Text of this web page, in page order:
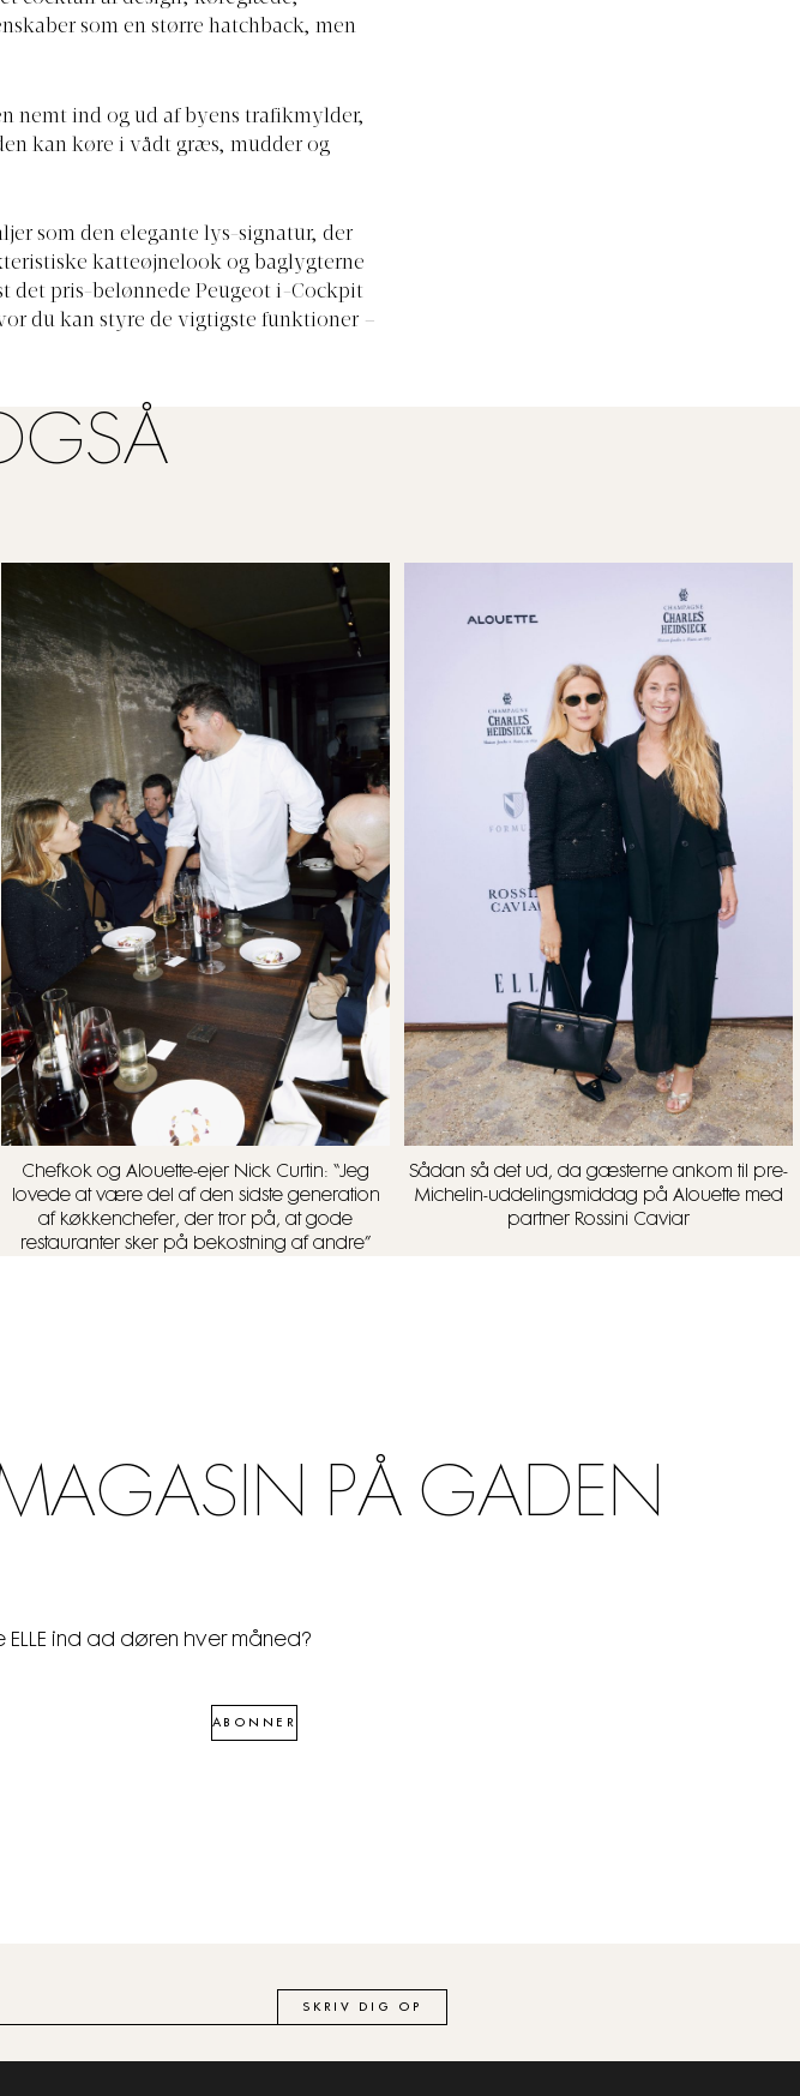
som en større hatchback, men
nemt ind og ud af byens trafikmylder,
kan køre i vådt græs, mudder og
som den elegante lys-signatur, der
katteøjnelook og baglygterne
det pris-belønnede Peugeot i-Cockpit
du kan styre de vigtigste funktioner –
Chefkok og Alouette-ejer Nick Curtin: “Jeg
lovede at være del af den sidste generation
af køkkenchefer, der tror på, at gode
restauranter sker på bekostning af andre”
Sådan så det ud, da gæsterne ankom til pre-
Michelin-uddelingsmiddag på Alouette med
partner Rossini Caviar
PÅ GADEN
ELLE ind ad døren hver måned?
ABONNER
SKRIV DIG OP